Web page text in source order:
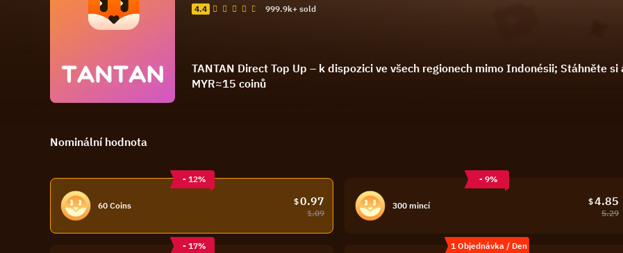
4.4 999.9k+ sold
TANTAN Direct Top Up – k dispozici ve všech regionech mimo Indonésii; Stáhněte
MYR≈15 coinů
Nominální hodnota
- 12%
60 Coins $0.97
1.09
- 9%
300 mincí $4.85
5.29
- 17% 1 Objednávka / Den